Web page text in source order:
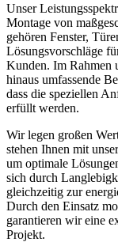
Unser
Montage von
gehören Fenster,
Lösungsvorschläge
Kunden. Im Rahmen
hinaus umfassende
dass die speziellen
erfüllt werden.
Wir legen großen
stehen Ihnen mit
um optimale
sich durch
gleichzeitig zur
Durch den Einsatz
garantieren wir eine
Projekt.